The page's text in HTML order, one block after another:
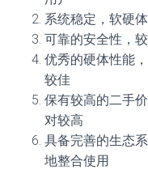
系统稳定，软硬
可靠的安全性，
优秀的硬体性能
较佳
保有较高的二手
对较高
具备完善的生态
地整合使用